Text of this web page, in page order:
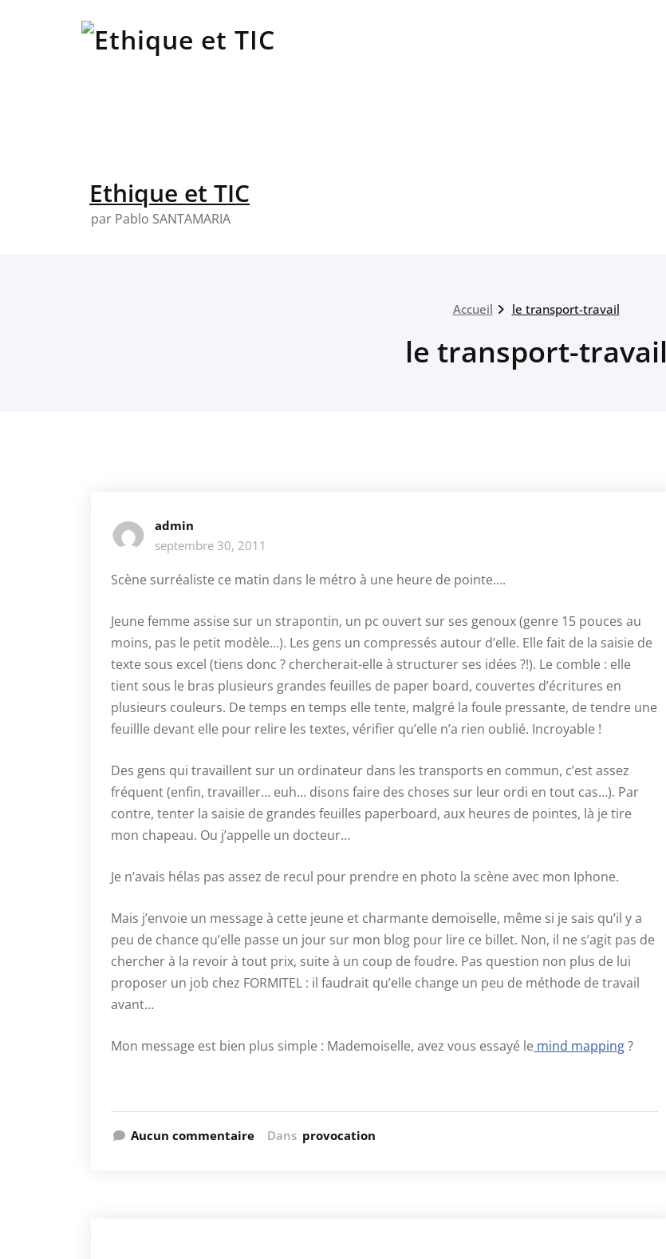
Ethique et TIC
par Pablo SANTAMARIA
Accueil le transport-travail
le transport-travail
admin
septembre 30, 2011
Scène surréaliste ce matin dans le métro à une heure de pointe….
Jeune femme assise sur un strapontin, un pc ouvert sur ses genoux (genre 15 pouces au
moins, pas le petit modèle…). Les gens un compressés autour d’elle. Elle fait de la saisie de
texte sous excel (tiens donc ? chercherait-elle à structurer ses idées ?!). Le comble : elle
tient sous le bras plusieurs grandes feuilles de paper board, couvertes d’écritures en
plusieurs couleurs. De temps en temps elle tente, malgré la foule pressante, de tendre une
feuillle devant elle pour relire les textes, vérifier qu’elle n’a rien oublié. Incroyable !
Des gens qui travaillent sur un ordinateur dans les transports en commun, c’est assez
fréquent (enfin, travailler… euh… disons faire des choses sur leur ordi en tout cas…). Par
contre, tenter la saisie de grandes feuilles paperboard, aux heures de pointes, là je tire
mon chapeau. Ou j’appelle un docteur…
Je n’avais hélas pas assez de recul pour prendre en photo la scène avec mon Iphone.
Mais j’envoie un message à cette jeune et charmante demoiselle, même si je sais qu’il y a
peu de chance qu’elle passe un jour sur mon blog pour lire ce billet. Non, il ne s’agit pas de
chercher à la revoir à tout prix, suite à un coup de foudre. Pas question non plus de lui
proposer un job chez FORMITEL : il faudrait qu’elle change un peu de méthode de travail
avant…
Mon message est bien plus simple : Mademoiselle, avez vous essayé le mind mapping?
Aucun commentaire Dans provocation